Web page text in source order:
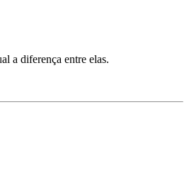
a diferença entre elas.